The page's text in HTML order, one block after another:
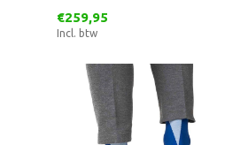
€259,95
Incl. btw